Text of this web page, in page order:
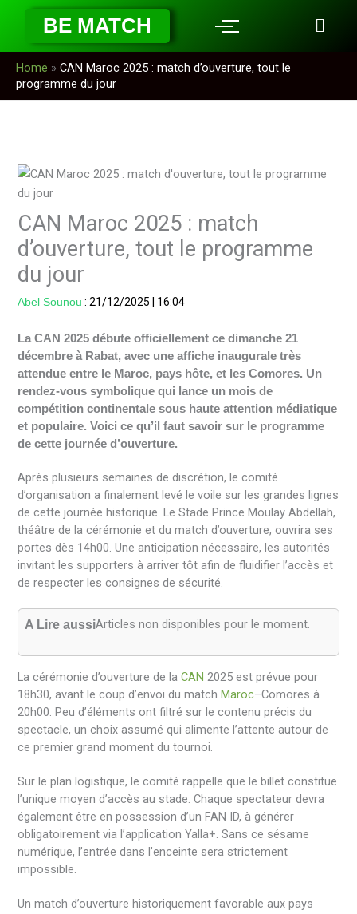
contenu
BE MATCH
Home » CAN Maroc 2025 : match d’ouverture, tout le
programme du jour
CAN Maroc 2025 : match
d’ouverture, tout le programme
du jour
Abel Sounou :21/12/2025 16:04
La CAN 2025 débute officiellement ce dimanche 21
décembre à Rabat, avec une affiche inaugurale très
attendue entre le Maroc, pays hôte, et les Comores. Un
rendez-vous symbolique qui lance un mois de
compétition continentale sous haute attention médiatique
et populaire. Voici ce qu’il faut savoir sur le programme
de cette journée d’ouverture.
Après plusieurs semaines de discrétion, le comité
d’organisation a finalement levé le voile sur les grandes lignes
de cette journée historique. Le Stade Prince Moulay Abdellah,
théâtre de la cérémonie et du match d’ouverture, ouvrira ses
portes dès 14h00. Une anticipation nécessaire, les autorités
invitant les supporters à arriver tôt afin de fluidifier l’accès et
de respecter les consignes de sécurité.
A Lire aussiArticles non disponibles pour le moment.
La cérémonie d’ouverture de laCAN 2025 est prévue pour
18h30, avant le coup d’envoi du match Maroc–Comores à
20h00. Peu d’éléments ont filtré sur le contenu précis du
spectacle, un choix assumé qui alimente l’attente autour de
ce premier grand moment du tournoi.
Sur le plan logistique, le comité rappelle que le billet constitue
l’unique moyen d’accès au stade. Chaque spectateur devra
également être en possession d’un FAN ID, à générer
obligatoirement via l’application Yalla+. Sans ce sésame
numérique, l’entrée dans l’enceinte sera strictement
impossible.
Un match d’ouverture historiquement favorable aux pays